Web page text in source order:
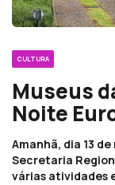
CULTURA
Museus
Noite
Amanhã, dia 13
Secretaria
várias atividades